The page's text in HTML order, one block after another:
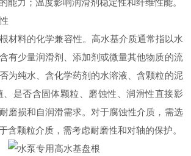
材料的化学兼容性。高水基介质通常指以水
有少量润滑剂、添加剂或微量其他物质的流
为纯水、含化学药剂的水溶液、含颗粒的泥
、是否含固体颗粒、磨蚀性、润滑性直接影
磨损和自润滑需求。对于腐蚀性介质，需选
含颗粒介质，需考虑耐磨性和对轴的保护。